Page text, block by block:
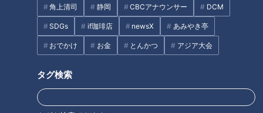
角上清司 静岡 CBCアナウンサー DCM
SDGs if珈琲店 newsX あみやき亭
おでかけ お金 とんかつ アジア大会
タグ検索
新鮮な海産物がずらりと並び、「すごーい！お魚市場に来たみ
たい！食べ歩き系かな」と散策していると、サバを丸ごと串焼
きにした「焼きサバ」（1000円）を発見！